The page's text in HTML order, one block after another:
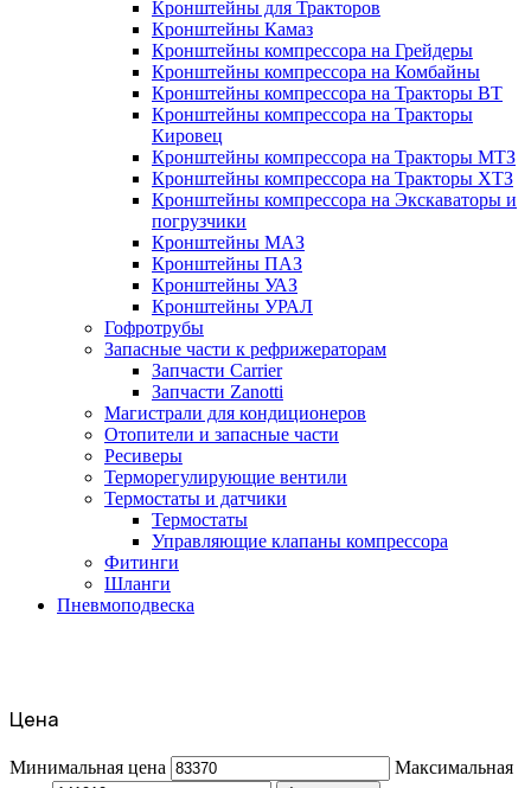
Кронштейны для Тракторов
Кронштейны Камаз
Кронштейны компрессора на Грейдеры
Кронштейны компрессора на Комбайны
Кронштейны компрессора на Тракторы ВТ
Кронштейны компрессора на Тракторы
Кировец
Кронштейны компрессора на Тракторы МТЗ
Кронштейны компрессора на Тракторы ХТЗ
Кронштейны компрессора на Экскаваторы и
погрузчики
Кронштейны МАЗ
Кронштейны ПАЗ
Кронштейны УАЗ
Кронштейны УРАЛ
Гофротрубы
Запасные части к рефрижераторам
Запчасти Carrier
Запчасти Zanotti
Магистрали для кондиционеров
Отопители и запасные части
Ресиверы
Терморегулирующие вентили
Термостаты и датчики
Термостаты
Управляющие клапаны компрессора
Фитинги
Шланги
Пневмоподвеска
Цена
Минимальная цена
Максимальная